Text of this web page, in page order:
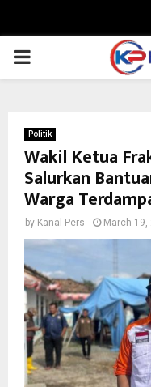
PRIMARY
Politik
Wakil Ketua
Salurkan
Warga
by Kanal Pers March 19,